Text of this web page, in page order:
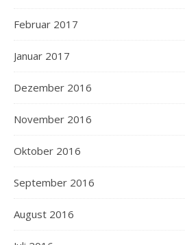
Februar 2017
Januar 2017
Dezember 2016
November 2016
Oktober 2016
September 2016
August 2016